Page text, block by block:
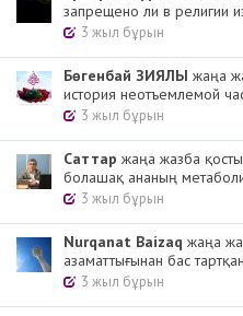
запрещено ли в религии
3 жыл бұрын
Бөгенбай ЗИЯЛЫ жаңа
история неотъемлемой
3 жыл бұрын
Cаттар жаңа жазба қосты:
болашақ ананың
3 жыл бұрын
Nurqanat Baizaq жаңа
азаматтығынан бас
3 жыл бұрын